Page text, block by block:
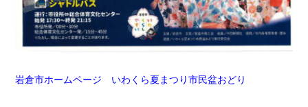
岩倉市ホームページ いわくら夏まつり市民盆おどり